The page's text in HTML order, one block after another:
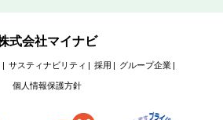
式会社マイナビ
サスティナビリティ 採用 グループ企業
個人情報保護方針